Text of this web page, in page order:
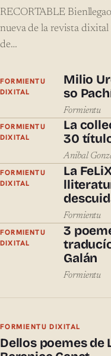
RECORTABLE
nueva de la revista
de…
FORMIENTU
DIXITAL
Milio
so
Formientu
FORMIENTU
DIXITAL
La
30
Anibal
FORMIENTU
DIXITAL
La
Formientu
FORMIENTU
DIXITAL
3
Galán
Formientu
FORMIENTU DIXITAL
Dellos poemes de